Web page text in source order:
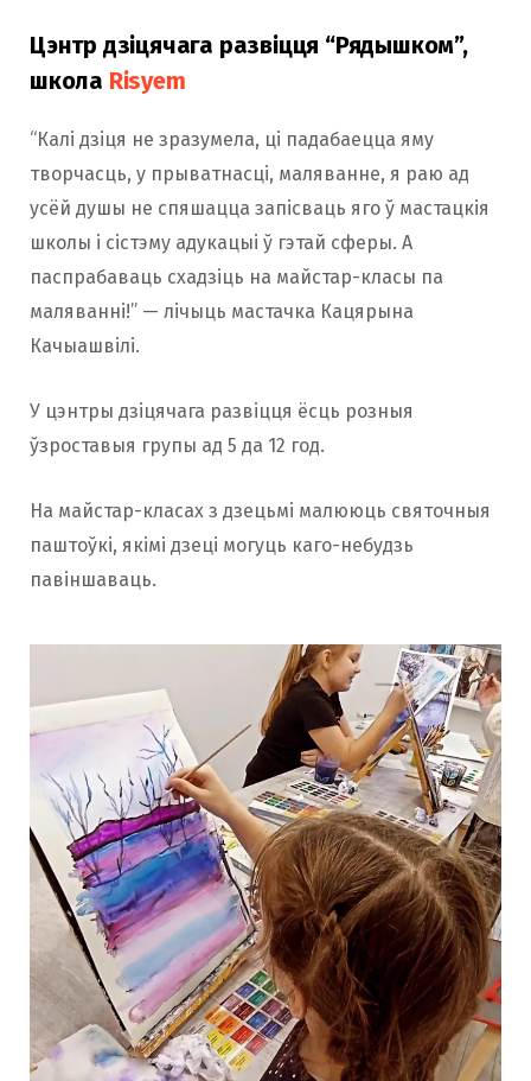
Цэнтр дзіцячага развіцця “Рядышком”,
школа Risyem
“Калі дзіця не зразумела, ці падабаецца яму
творчасць, у прыватнасці, маляванне, я раю ад
усёй душы не спяшацца запісваць яго ў мастацкія
школы і сістэму адукацыі ў гэтай сферы. А
паспрабаваць схадзіць на майстар-класы па
маляванні!” — лічыць мастачка Кацярына
Качыашвілі.
У цэнтры дзіцячага развіцця ёсць розныя
ўзроставыя групы ад 5 да 12 год.
На майстар-класах з дзецьмі малююць святочныя
паштоўкі, якімі дзеці могуць каго-небудзь
павіншаваць.